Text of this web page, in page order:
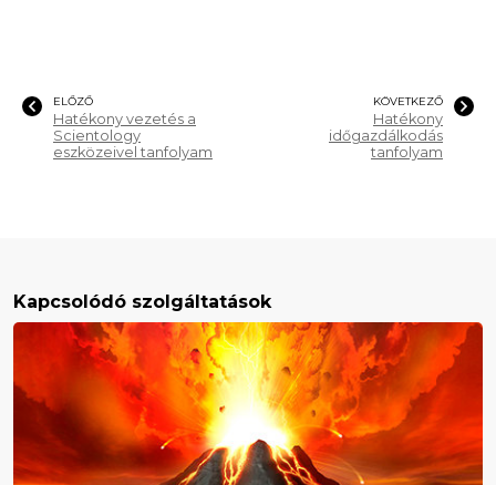
ELŐZŐ
Hatékony vezetés a
Scientology
eszközeivel tanfolyam
KÖVETKEZŐ
Hatékony
időgazdálkodás
tanfolyam
Kapcsolódó szolgáltatások